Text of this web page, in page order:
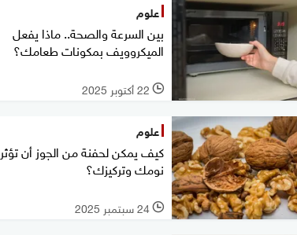
علوم
بين السرعة والصحة.. ماذا يفعل
الميكروويف بمكونات طعامك؟
l 22 أكتوبر 2025
علوم
كيف يمكن لحفنة من الجوز أن
نومك وتركيزك؟
l 24 سبتمبر 2025